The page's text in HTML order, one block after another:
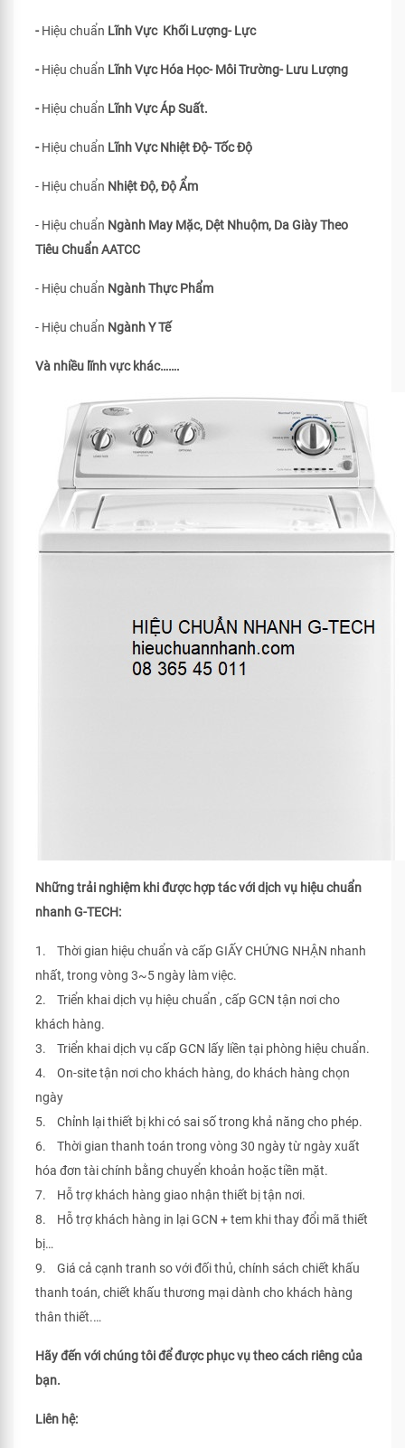
-Hiệu chuẩn Lĩnh Vực Khối Lượng- Lực
-Hiệu chuẩn Lĩnh Vực Hóa Học- Môi Trường- Lưu Lượng
-Hiệu chuẩn Lĩnh Vực Áp Suất.
-Hiệu chuẩn Lĩnh Vực Nhiệt Độ- Tốc Độ
- Hiệu chuẩn Nhiệt Độ, Độ Ẩm
- Hiệu chuẩn Ngành May Mặc, Dệt Nhuộm, Da Giày Theo
Tiêu ChuẩnAATCC
- Hiệu chuẩn Ngành Thực Phẩm
- Hiệu chuẩn Ngành Y Tế
Và nhiều lĩnh vực khác…….
Những trải nghiệm khi được hợp tác với dịch vụ hiệu chuẩn
nhanh G-TECH:
1. Thời gian hiệu chuẩn và cấp GIẤY CHỨNG NHẬN nhanh
nhất, trong vòng 3~5 ngày làm việc.
2. Triển khai dịch vụ hiệu chuẩn , cấp GCN tận nơi cho
khách hàng.
3. Triển khai dịch vụ cấp GCN lấy liền tại phòng hiệu chuẩn.
4. On-site tận nơi cho khách hàng, do khách hàng chọn
ngày
5. Chỉnh lại thiết bị khi có sai số trong khả năng cho phép.
6. Thời gian thanh toán trong vòng 30 ngày từ ngày xuất
hóa đơn tài chính bằng chuyển khoản hoặc tiền mặt.
7. Hỗ trợ khách hàng giao nhận thiết bị tận nơi.
8. Hỗ trợ khách hàng in lại GCN + tem khi thay đổi mã thiết
bị…
9. Giá cả cạnh tranh so với đối thủ, chính sách chiết khấu
thanh toán, chiết khấu thương mại dành cho khách hàng
thân thiết.…
Hãy đến với chúng tôi để được phục vụ theo cách riêng của
bạn.
Liên hệ: